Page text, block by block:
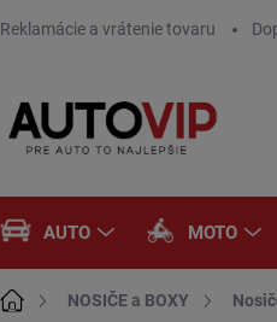
Reklamácie a vrátenie tovaru
AUTO MOTO
DomovNOSIČE a BOXY